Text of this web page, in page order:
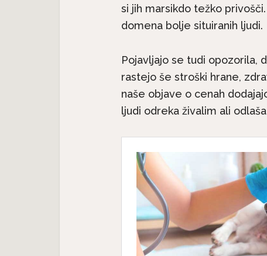
si jih marsikdo težko
domena bolje situiranih ljudi.
Pojavljajo se tudi opozorila,
rastejo še stroški hrane,
naše objave o cenah
ljudi odreka živalim ali
Neverjetna mačja
anatomija: 7. del – Mačji rep